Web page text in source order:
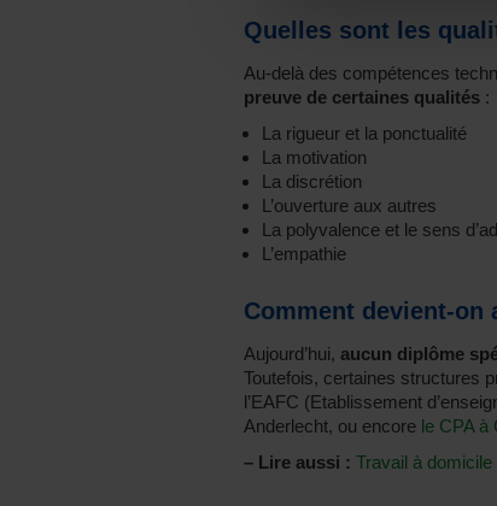
Quelles sont les
Au-delà des compétences
preuve de certaines qualités :
La rigueur et la ponctualité
La motivation
La discrétion
L’ouverture aux autres
La polyvalence et le sens
L’empathie
Comment devient-on
Aujourd’hui, aucun diplôme
Toutefois, certaines structures
l’EAFC (Etablissement
Anderlecht, ou encore le CPA à
– Lire aussi : Travail à